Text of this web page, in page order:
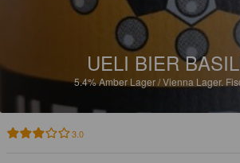
UELI BIER
5.4%Amber Lager / Vienna Lager.
3.0